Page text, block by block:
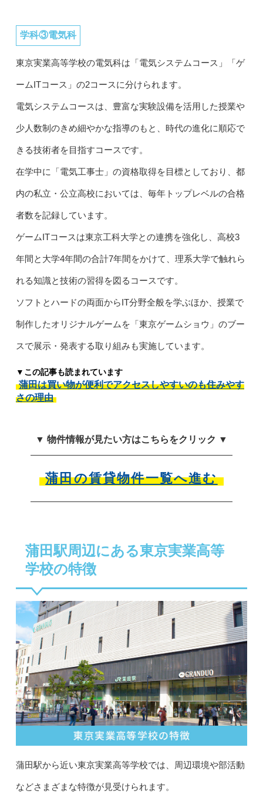
学科③電気科
東京実業高等学校の電気科は「電気システムコース」「ゲ
ームITコース」の2コースに分けられます。
電気システムコースは、豊富な実験設備を活用した授業や
少人数制のきめ細やかな指導のもと、時代の進化に順応で
きる技術者を目指すコースです。
在学中に「電気工事士」の資格取得を目標としており、都
内の私立・公立高校においては、毎年トップレベルの合格
者数を記録しています。
ゲームITコースは東京工科大学との連携を強化し、高校3
年間と大学4年間の合計7年間をかけて、理系大学で触れら
れる知識と技術の習得を図るコースです。
ソフトとハードの両面からIT分野全般を学ぶほか、授業で
制作したオリジナルゲームを「東京ゲームショウ」のブー
スで展示・発表する取り組みも実施しています。
▼この記事も読まれています
蒲田は買い物が便利でアクセスしやすいのも住みやす
さの理由
▼ 物件情報が見たい方はこちらをクリック ▼
蒲田の賃貸物件一覧へ進む
蒲田駅周辺にある東京実業高等
学校の特徴
蒲田駅から近い東京実業高等学校では、周辺環境や部活動
などさまざまな特徴が見受けられます。